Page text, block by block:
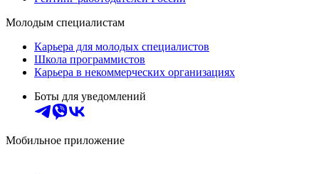
Молодым специалистам
Карьера для молодых специалистов
Школа программистов
Карьера в некоммерческих организациях
Боты для уведомлений
Мобильное приложение